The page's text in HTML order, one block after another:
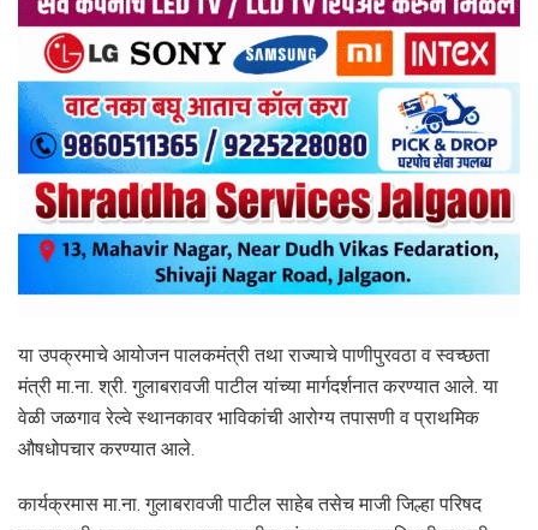
या उपक्रमाचे आयोजन पालकमंत्री तथा राज्याचे पाणीपुरवठा व स्वच्छता
मंत्री मा.ना. श्री. गुलाबरावजी पाटील यांच्या मार्गदर्शनात करण्यात आले. या
वेळी जळगाव रेल्वे स्थानकावर भाविकांची आरोग्य तपासणी व प्राथमिक
औषधोपचार करण्यात आले.
कार्यक्रमास मा.ना. गुलाबरावजी पाटील साहेब तसेच माजी जिल्हा परिषद